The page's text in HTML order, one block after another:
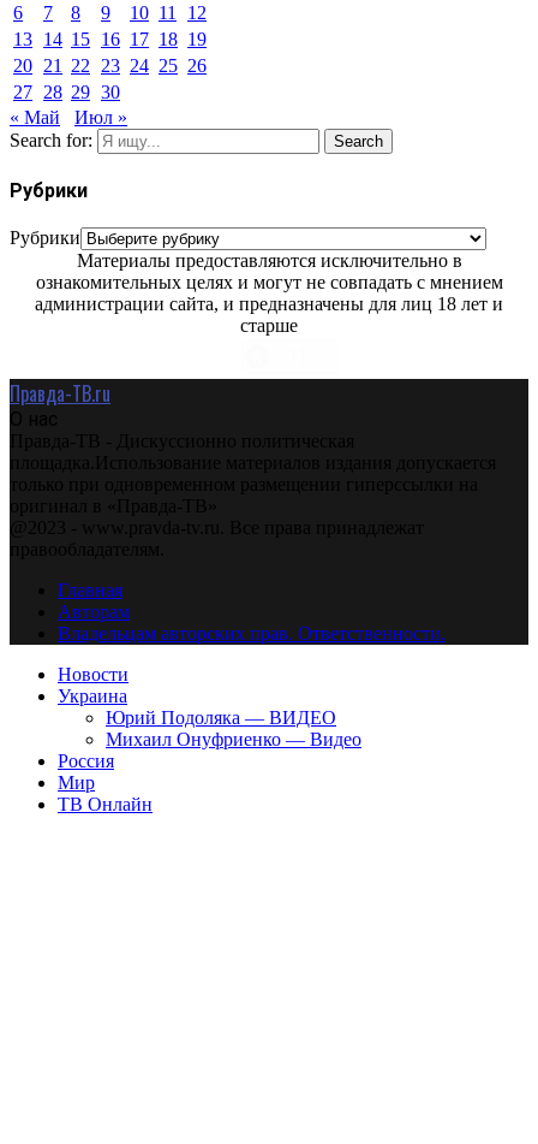
6
7 8 9 10 11
12
13 14 15 16 17 18 19
20 21 22 23 24 25 26
27 28 29 30
« Май
Июл »
Search for:
Search
Рубрики
Рубрики
Материалы предоставляются исключительно в
ознакомительных целях и могут не совпадать с мнением
администрации сайта, и предназначены для лиц 18 лет и
старше
Правда-ТВ.ru
О нас
Правда-ТВ - Дискуссионно политическая
площадка.Использование материалов издания допускается
только при одновременном размещении гиперссылки на
оригинал в «Правда-ТВ»
@2023 - www.pravda-tv.ru. Все права принадлежат
правообладателям.
Главная
Авторам
Владельцам авторских прав. Ответственности.
Новости
Украина
Юрий Подоляка — ВИДЕО
Михаил Онуфриенко — Видео
Россия
Мир
ТВ Онлайн